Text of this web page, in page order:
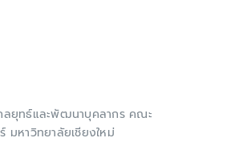
ลยุทธ์และพัฒนาบุคลากร คณะ
มหาวิทยาลัยเชียงใหม่